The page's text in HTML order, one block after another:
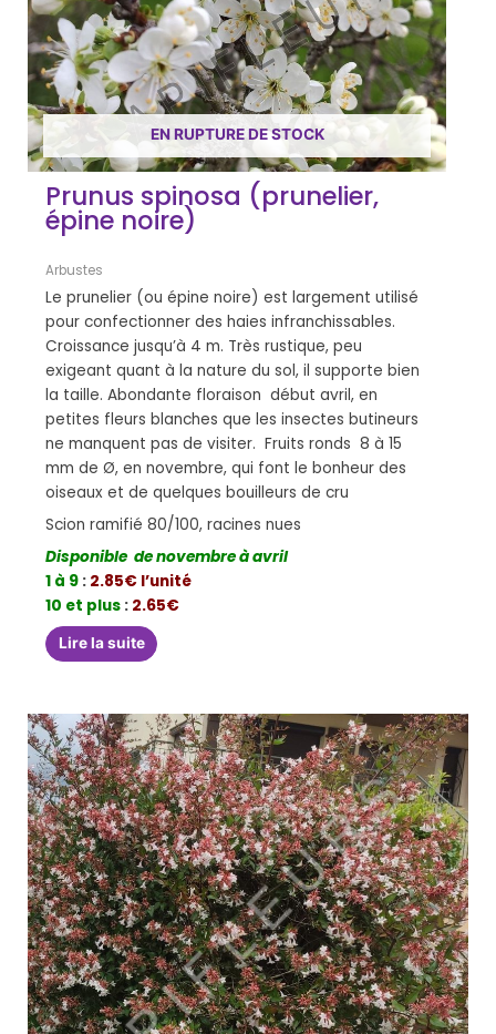
EN RUPTURE DE STOCK
Prunus spinosa (prunelier,
épine noire)
Arbustes
Le prunelier (ou épine noire) est largement utilisé
pour confectionner des haies infranchissables.
Croissance jusqu’à 4 m. Très rustique, peu
exigeant quant à la nature du sol, il supporte bien
la taille. Abondante floraison début avril, en
petites fleurs blanches que les insectes butineurs
ne manquent pas de visiter. Fruits ronds 8 à 15
mm de Ø, en novembre, qui font le bonheur des
oiseaux et de quelques bouilleurs de cru
Scion ramifié 80/100, racines nues
Disponible de novembre à avril
1 à 9 : 2.85€ l’unité
10 et plus : 2.65€
Lire la suite